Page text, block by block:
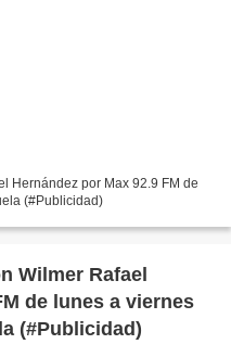
Hernández por Max 92.9 FM de
(#Publicidad)
Wilmer Rafael
de lunes a viernes
(#Publicidad)